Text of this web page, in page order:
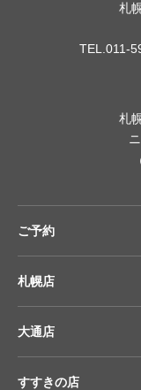
札
TEL.011-
札
ご予約
札幌店
大通店
すすきの店